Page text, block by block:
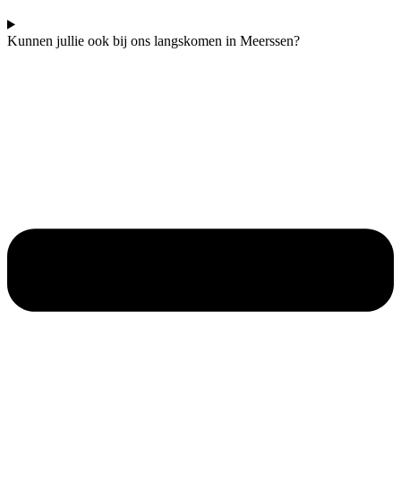
Kunnen jullie ook bij ons langskomen in Meerssen?